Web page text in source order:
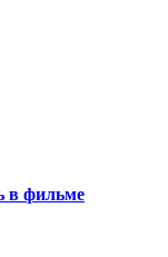
в фильме